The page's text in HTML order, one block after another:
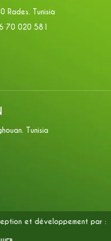
Rades. Tunisia
70 020 581
Tunisia
et développement par :